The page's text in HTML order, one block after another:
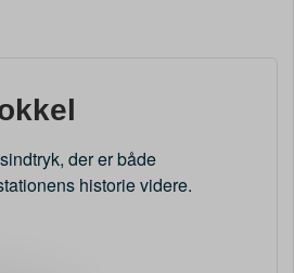
der er både
historie videre.